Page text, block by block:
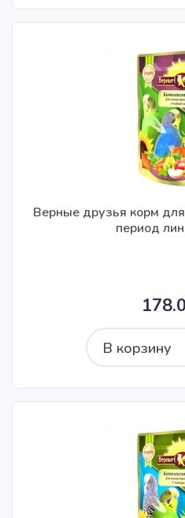
Верные друзья корм
период
В корзину